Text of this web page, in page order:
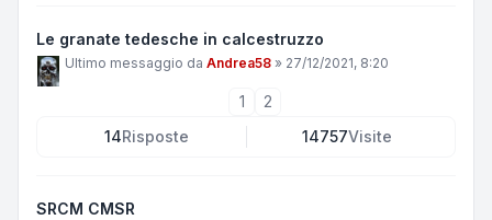
Le granate tedesche in calcestruzzo
Ultimo messaggio da Andrea58 » 27/12/2021, 8:20
1
2
14Risposte 14757Visite
SRCM CMSR